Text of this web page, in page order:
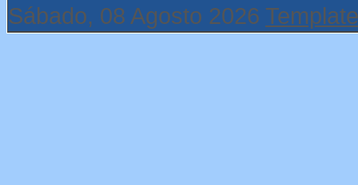
Sábado, 08 Agosto 2026